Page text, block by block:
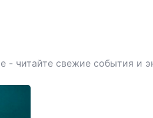
- читайте свежие события и